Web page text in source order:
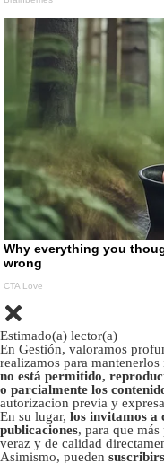
Estimado(a) lector(a)
En Gestión, valoramos
realizamos para
no está permitido,
o parcialmente los
autorizacion previa y
En su lugar, los invitamos a
publicaciones, para que
veraz y de calidad
Asimismo, pueden